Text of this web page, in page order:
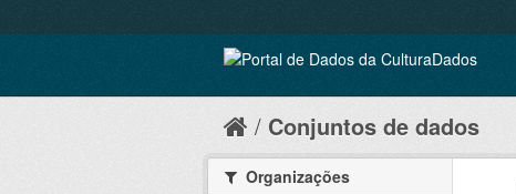
Conjuntos de dados
Organizações